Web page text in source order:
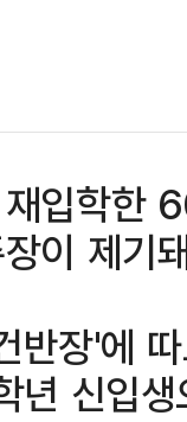
입학한
이 제기
장'에
년 신입